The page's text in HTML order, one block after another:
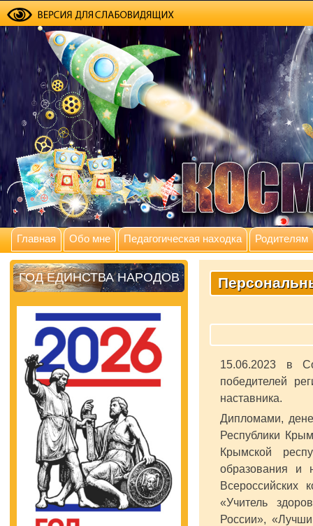
Главная Обо мне Педагогическая находка Родителям
ГОД ЕДИНСТВА НАРОДОВ
15.06.2023 в
победителей
наставника.
Дипломами,
Республики
Крымской
образования и
Всероссийских
«Учитель
России»,